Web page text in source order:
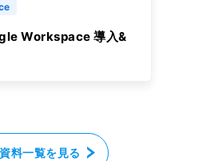
Workspace 導入&
料一覧を見る